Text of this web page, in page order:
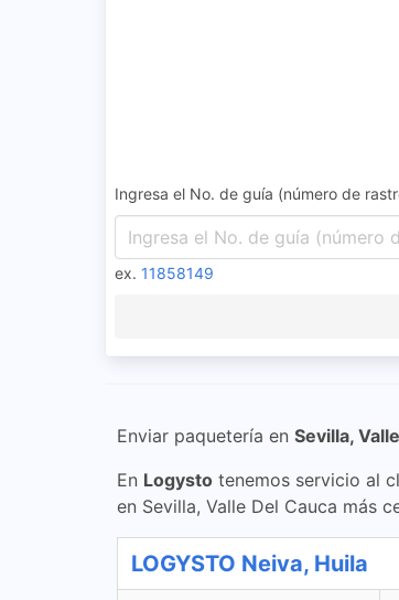
Ingresa el No. de guía (número de
ex. 11858149
Enviar paquetería en Sevilla,
En Logysto tenemos servicio al
en Sevilla, Valle Del Cauca más
LOGYSTO Neiva, Huila